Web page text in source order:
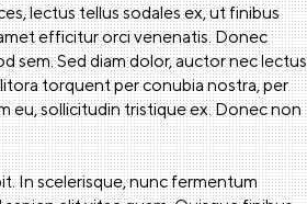
lectus tellus sodales ex, ut finibus
efficitur orci venenatis. Donec
sem. Sed diam dolor, auctor nec lectus
torquent per conubia nostra, per
eu, sollicitudin tristique ex. Donec non
In scelerisque, nunc fermentum